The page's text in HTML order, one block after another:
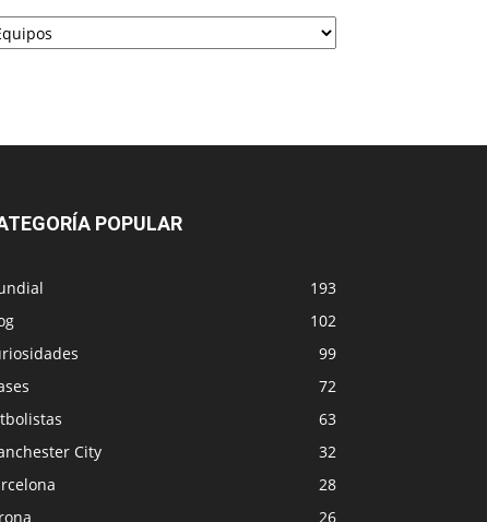
POPULAR
193
102
99
72
63
City
32
28
26